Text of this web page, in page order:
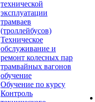
технической
эксплуатации
трамваев
(троллейбусов)
Техническое
обслуживание и
ремонт колесных пар
трамвайных вагонов
обучение
Обучение по курсу
Контроль